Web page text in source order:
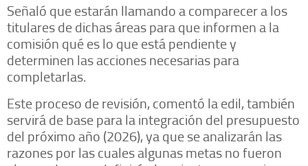
Señaló que estarán llamando a comparecer a los
titulares de dichas áreas para que informen a la
comisión qué es lo que está pendiente y
determinen las acciones necesarias para
completarlas.
Este proceso de revisión, comentó la edil, también
servirá de base para la integración del presupuesto
del próximo año (2026), ya que se analizarán las
razones por las cuales algunas metas no fueron